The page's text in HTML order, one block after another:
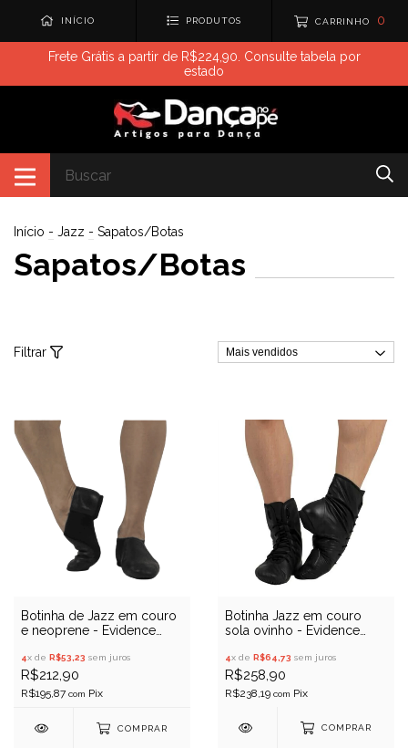
INÍCIO PRODUTOS CARRINHO 0
Frete Grátis a partir de R$224,90. Consulte tabela por
estado
Início - Jazz - Sapatos/Botas
Sapatos/Botas
Filtrar
Botinha de Jazz em couro
e neoprene - Evidence
4x de R$53,23 sem juros
R$212,90
R$195,87 com
COMPRAR
Botinha Jazz em couro
sola ovinho - Evidence
4x de R$64,73 sem juros
R$258,90
R$238,19 com
COMPRAR